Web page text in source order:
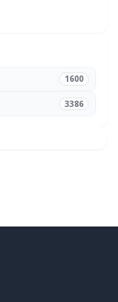
1600
3386